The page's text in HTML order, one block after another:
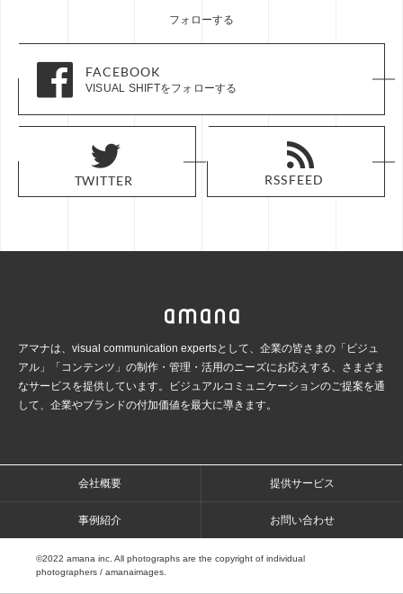
フォローする
FACEBOOK
VISUAL SHIFTをフォローする
FACEBOOK
VISUAL SHIFTをフォローする
TWITTER
TWITTER RSS FEED
RSS FEED
アマナは、visual communication expertsとして、企業の皆さまの「ビジュ
アル」「コンテンツ」の制作・管理・活用のニーズにお応えする、さまざま
なサービスを提供しています。ビジュアルコミュニケーションのご提案を通
して、企業やブランドの付加価値を最大に導きます。
会社概要 提供サービス
事例紹介 お問い合わせ
©2022 amana inc. All photographs are the copyright of individual
photographers / amanaimages.